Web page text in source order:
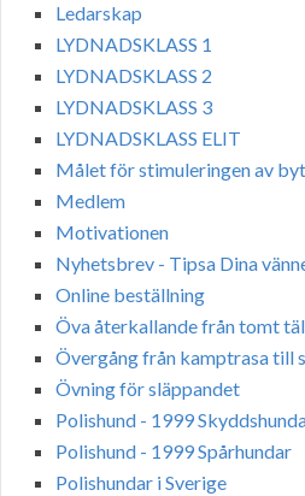
Ledarskap
LYDNADSKLASS 1
LYDNADSKLASS 2
LYDNADSKLASS 3
LYDNADSKLASS ELIT
Målet för stimuleringen av
Medlem
Motivationen
Nyhetsbrev - Tipsa Dina
Online beställning
Öva återkallande från tomt
Övergång från kamptrasa till
Övning för släppandet
Polishund - 1999
Polishund - 1999 Spårhundar
Polishundar i Sverige